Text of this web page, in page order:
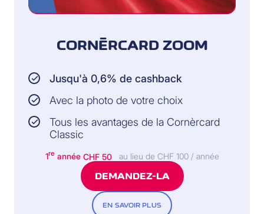
CORNÈRCARD ZOOM
Jusqu'à 0,6% de cashback
Avec la photo de votre choix
Tous les avantages de la Cornèrcard
Classic
1re année CHF 50 au lieu de CHF 100 / année
DEMANDEZ-LA
EN SAVOIR PLUS